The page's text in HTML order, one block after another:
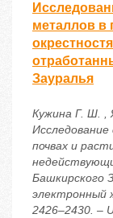
металлов в
Зауралья
Кужина Г. Ш. ,
почвах и
Башкирского
электронный
2426–2430. –